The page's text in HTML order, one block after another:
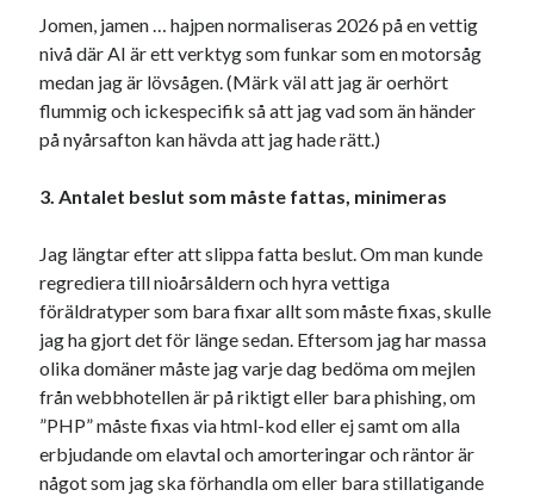
Jomen, jamen … hajpen normaliseras 2026 på en vettig
nivå där AI är ett verktyg som funkar som en motorsåg
medan jag är lövsågen. (Märk väl att jag är oerhört
flummig och ickespecifik så att jag vad som än händer
på nyårsafton kan hävda att jag hade rätt.)
3. Antalet beslut som måste fattas, minimeras
Jag längtar efter att slippa fatta beslut. Om man kunde
regrediera till nioårsåldern och hyra vettiga
föräldratyper som bara fixar allt som måste fixas, skulle
jag ha gjort det för länge sedan. Eftersom jag har massa
olika domäner måste jag varje dag bedöma om mejlen
från webbhotellen är på riktigt eller bara phishing, om
”PHP” måste fixas via html-kod eller ej samt om alla
erbjudande om elavtal och amorteringar och räntor är
något som jag ska förhandla om eller bara stillatigande